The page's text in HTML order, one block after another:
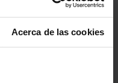
Acerca de las cookies
procesos abiertos.
e igualitarias.